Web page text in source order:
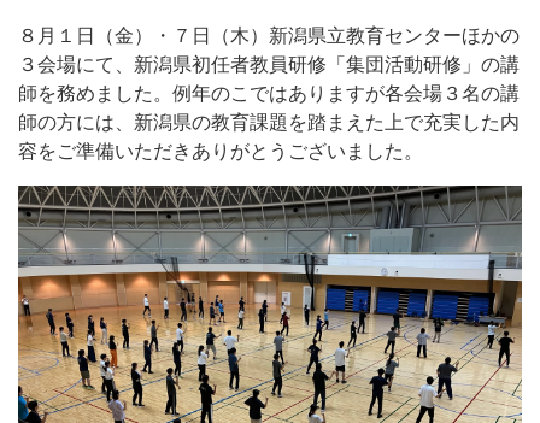
８月１日（金）・７日（木）新潟県立教育センターほかの
３会場にて、新潟県初任者教員研修「集団活動研修」の講
師を務めました。例年のこではありますが各会場３名の講
師の方には、新潟県の教育課題を踏まえた上で充実した内
容をご準備いただきありがとうございました。